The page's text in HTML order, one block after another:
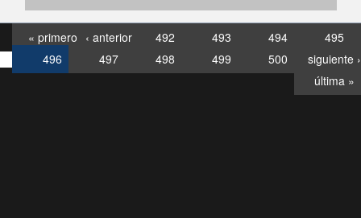
« primero ‹ anterior 492 493 494
495
496
497 498 499 500
siguiente ›
última »